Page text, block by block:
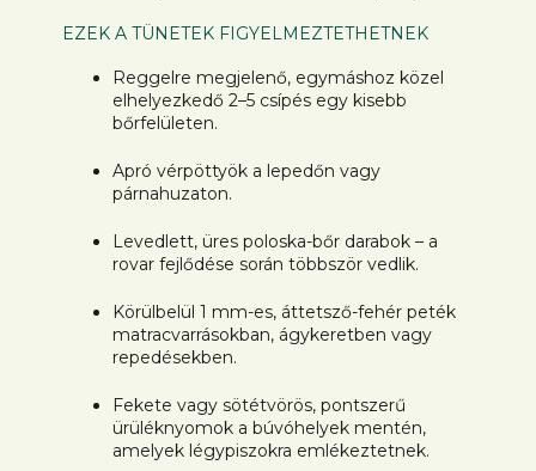
EZEK A TÜNETEK FIGYELMEZTETHETNEK
Reggelre megjelenő, egymáshoz közel
elhelyezkedő 2–5 csípés egy kisebb
bőrfelületen.
Apró vérpöttyök a lepedőn vagy
párnahuzaton.
Levedlett, üres poloska-bőr darabok – a
rovar fejlődése során többször vedlik.
Körülbelül 1 mm-es, áttetsző-fehér peték
matracvarrásokban, ágykeretben vagy
repedésekben.
Fekete vagy sötétvörös, pontszerű
ürüléknyomok a búvóhelyek mentén,
amelyek légypiszokra emlékeztetnek.